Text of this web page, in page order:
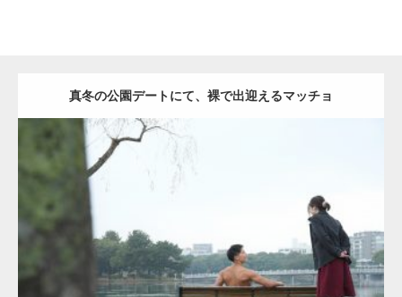
真冬の公園デートにて、裸で出迎えるマッチョ
公園のマッチョ AKIHITO(細マッチョ) 背中
ダウンロード